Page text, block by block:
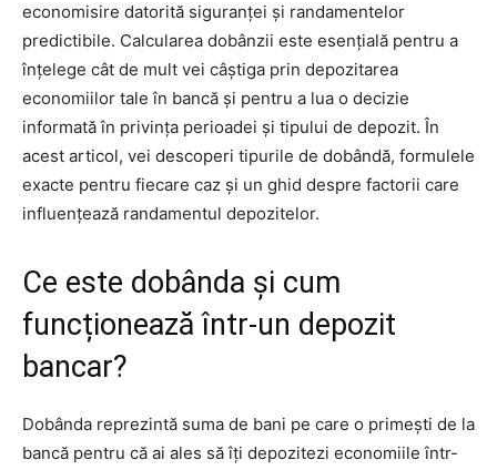
economisire datorită siguranței și randamentelor
predictibile. Calcularea dobânzii este esențială pentru a
înțelege cât de mult vei câștiga prin depozitarea
economiilor tale în bancă și pentru a lua o decizie
informată în privința perioadei și tipului de depozit. În
acest articol, vei descoperi tipurile de dobândă, formulele
exacte pentru fiecare caz și un ghid despre factorii care
influențează randamentul depozitelor.
Ce este dobânda și cum
funcționează într-un depozit
bancar?
Dobânda reprezintă suma de bani pe care o primești de la
bancă pentru că ai ales să îți depozitezi economiile într-